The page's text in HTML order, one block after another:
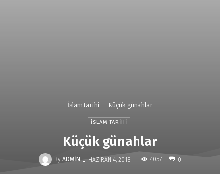
İslam tarihi Küçük günahlar
İSLAM TARIHI
Küçük günahlar
By ADMIN - HAZIRAN 4, 2018 4057 0